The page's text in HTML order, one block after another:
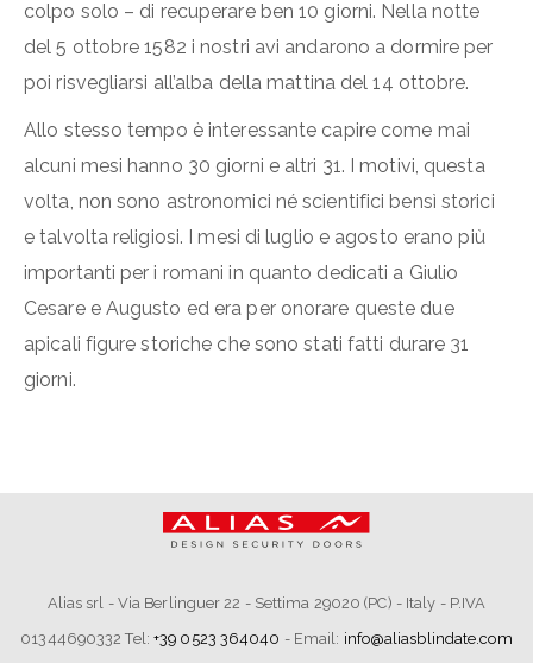
colpo solo – di recuperare ben 10 giorni. Nella notte
del 5 ottobre 1582 i nostri avi andarono a dormire per
poi risvegliarsi all’alba della mattina del 14 ottobre.
Allo stesso tempo è interessante capire come mai
alcuni mesi hanno 30 giorni e altri 31. I motivi, questa
volta, non sono astronomici né scientifici bensì storici
e talvolta religiosi. I mesi di luglio e agosto erano più
importanti per i romani in quanto dedicati a Giulio
Cesare e Augusto ed era per onorare queste due
apicali figure storiche che sono stati fatti durare 31
giorni.
Alias srl - Via Berlinguer 22 - Settima 29020 (PC) - Italy - P.IVA
01344690332 Tel: +39 0523 364040 - Email: info@aliasblindate.com